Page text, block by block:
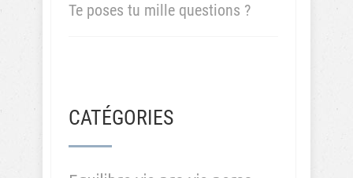
Te poses tu mille questions ?
CATÉGORIES